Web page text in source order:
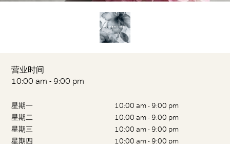
营业时间
10:00 am - 9:00 pm
星期一
10:00 am - 9:00 pm
星期二
10:00 am - 9:00 pm
星期三
10:00 am - 9:00 pm
星期四
10:00 am - 9:00 pm